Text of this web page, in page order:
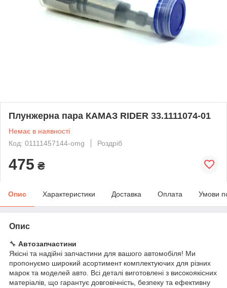
Плунжерна пара КАМАЗ RIDER 33.1111074-01
Немає в наявності
Код: 01111457144-omg
Роздріб
475 ₴
Опис Характеристики Доставка Оплата Умови
Опис
🔧 Автозапчастини
Якісні та надійні запчастини для вашого автомобіля! Ми
пропонуємо широкий асортимент комплектуючих для різних
марок та моделей авто. Всі деталі виготовлені з високоякісних
матеріалів, що гарантує довговічність, безпеку та ефективну